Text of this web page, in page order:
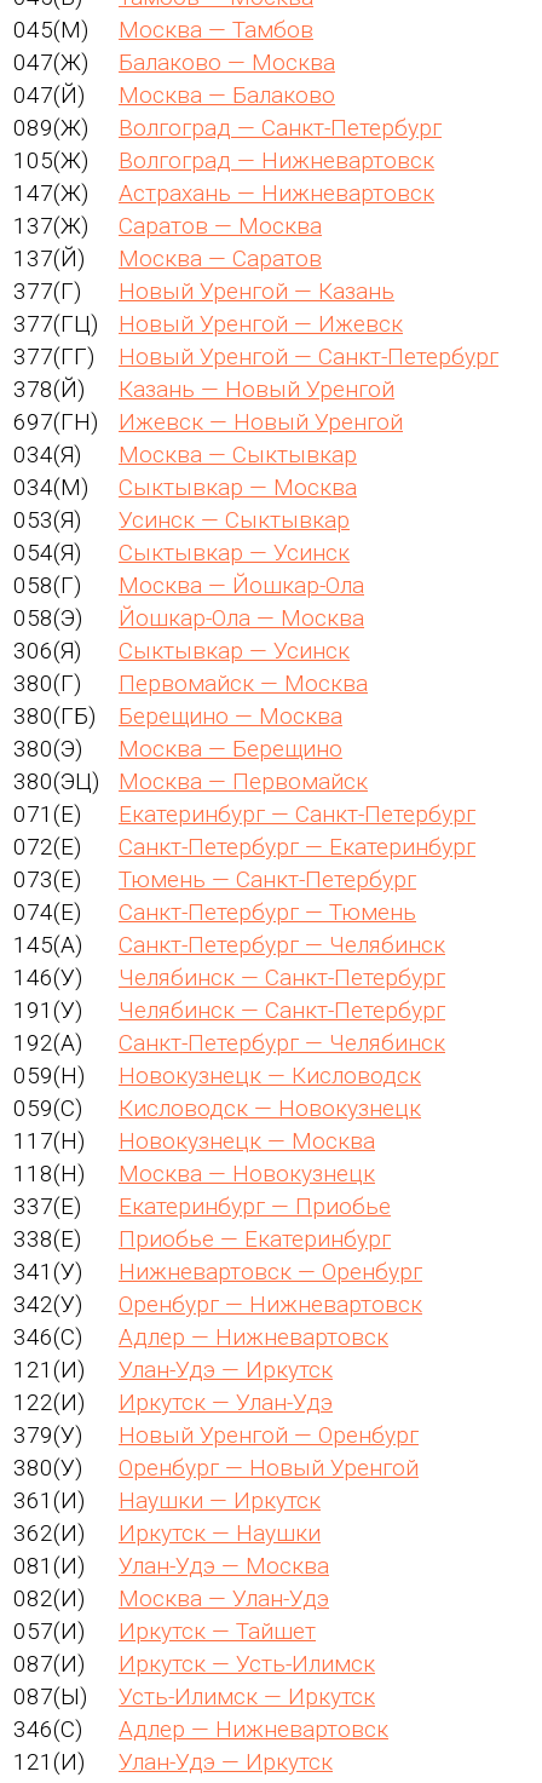
045(М)
Москва — Тамбов
047(Ж)
Балаково — Москва
047(Й)
Москва — Балаково
089(Ж)
Волгоград — Санкт-Петербург
105(Ж)
Волгоград — Нижневартовск
147(Ж)
Астрахань — Нижневартовск
137(Ж)
Саратов — Москва
137(Й)
Москва — Саратов
377(Г)
Новый Уренгой — Казань
377(ГЦ)
Новый Уренгой — Ижевск
377(ГГ)
Новый Уренгой — Санкт-Петербург
378(Й)
Казань — Новый Уренгой
697(ГН)
Ижевск — Новый Уренгой
034(Я)
Москва — Сыктывкар
034(М)
Сыктывкар — Москва
053(Я)
Усинск — Сыктывкар
054(Я)
Сыктывкар — Усинск
058(Г)
Москва — Йошкар-Ола
058(Э)
Йошкар-Ола — Москва
306(Я)
Сыктывкар — Усинск
380(Г)
Первомайск — Москва
380(ГБ)
Берещино — Москва
380(Э)
Москва — Берещино
380(ЭЦ)
Москва — Первомайск
071(Е)
Екатеринбург — Санкт-Петербург
072(Е)
Санкт-Петербург — Екатеринбург
073(Е)
Тюмень — Санкт-Петербург
074(Е)
Санкт-Петербург — Тюмень
145(А)
Санкт-Петербург — Челябинск
146(У)
Челябинск — Санкт-Петербург
191(У)
Челябинск — Санкт-Петербург
192(А)
Санкт-Петербург — Челябинск
059(Н)
Новокузнецк — Кисловодск
059(С)
Кисловодск — Новокузнецк
117(Н)
Новокузнецк — Москва
118(Н)
Москва — Новокузнецк
337(Е)
Екатеринбург — Приобье
338(Е)
Приобье — Екатеринбург
341(У)
Нижневартовск — Оренбург
342(У)
Оренбург — Нижневартовск
346(С)
Адлер — Нижневартовск
121(И)
Улан-Удэ — Иркутск
122(И)
Иркутск — Улан-Удэ
379(У)
Новый Уренгой — Оренбург
380(У)
Оренбург — Новый Уренгой
361(И)
Наушки — Иркутск
362(И)
Иркутск — Наушки
081(И)
Улан-Удэ — Москва
082(И)
Москва — Улан-Удэ
057(И)
Иркутск — Тайшет
087(И)
Иркутск — Усть-Илимск
087(Ы)
Усть-Илимск — Иркутск
346(С)
Адлер — Нижневартовск
121(И)
Улан-Удэ — Иркутск